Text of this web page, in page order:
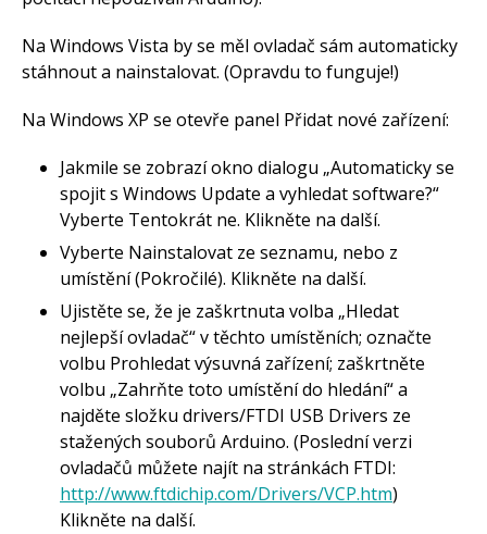
Na Windows Vista by se měl ovladač sám automaticky
stáhnout a nainstalovat. (Opravdu to funguje!)
Na Windows XP se otevře panel Přidat nové zařízení:
Jakmile se zobrazí okno dialogu „Automaticky se
spojit s Windows Update a vyhledat software?“
Vyberte Tentokrát ne. Klikněte na další.
Vyberte Nainstalovat ze seznamu, nebo z
umístění (Pokročilé). Klikněte na další.
Ujistěte se, že je zaškrtnuta volba „Hledat
nejlepší ovladač“ v těchto umístěních; označte
volbu Prohledat výsuvná zařízení; zaškrtněte
volbu „Zahrňte toto umístění do hledání“ a
najděte složku drivers/FTDI USB Drivers ze
stažených souborů Arduino. (Poslední verzi
ovladačů můžete najít na stránkách FTDI:
http://www.ftdichip.com/Drivers/VCP.htm)
Klikněte na další.